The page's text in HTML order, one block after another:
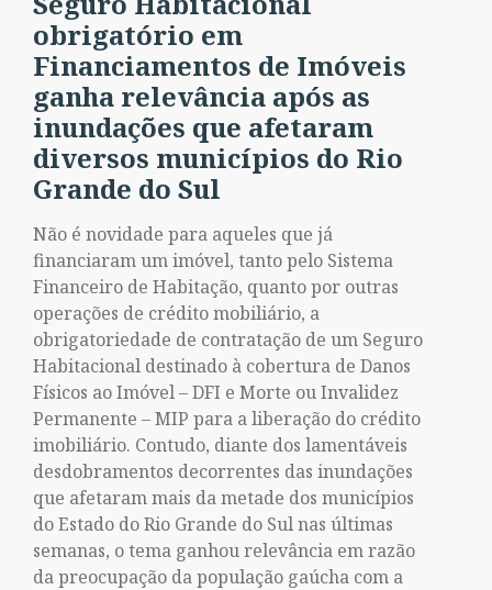
obrigatório em
Financiamentos de Imóveis
ganha relevância após as
inundações que afetaram
diversos municípios do Rio
Grande do Sul
Não é novidade para aqueles que já
financiaram um imóvel, tanto pelo Sistema
Financeiro de Habitação, quanto por outras
operações de crédito mobiliário, a
obrigatoriedade de contratação de um Seguro
Habitacional destinado à cobertura de Danos
Físicos ao Imóvel – DFI e Morte ou Invalidez
Permanente – MIP para a liberação do crédito
imobiliário. Contudo, diante dos lamentáveis
desdobramentos decorrentes das inundações
que afetaram mais da metade dos municípios
do Estado do Rio Grande do Sul nas últimas
semanas, o tema ganhou relevância em razão
da preocupação da população gaúcha com a